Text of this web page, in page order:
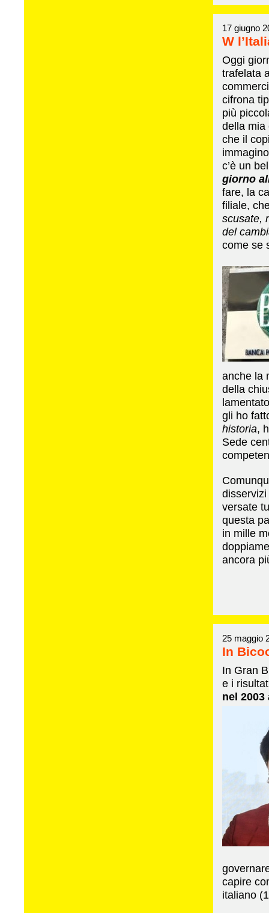
17 giugno
W
Oggi
trafelata
cifrona
più
della mia
che il
c’è un
giorno
fare, la
filiale,
scusate,
del
come se
anche la
della
gli ho
historia,
Sede
versate
questa
in mille
ancora
25 maggio
In
In Gran
e i
nel
capire
italiano